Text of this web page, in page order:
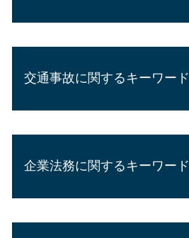
成年後見人 家族
相続 弁護士 相談
相続放棄 デメリット
相続 他人
遺産相続 兄弟
相続 離婚
交通事故に関するキーワード
交通事故 損害賠償
交通事故 相手 たちが悪い
交通事故 示談書
企業法務に関するキーワード